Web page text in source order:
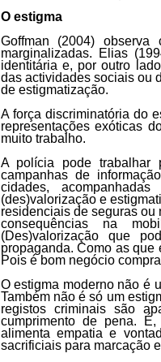
O estigma
Goffman (2004) observa
marginalizadas. Elias
identitária e, por outro
das actividades sociais ou
de estigmatização.
A força discriminatória do
representações exóticas
muito trabalho.
A polícia pode trabalhar
campanhas de
cidades,
(des)valorização e
residenciais de seguras ou
consequências na
(Des)valorização que
propaganda. Como as
Pois é bom negócio
O estigma moderno não é
Também não é só um
registos criminais são
cumprimento de pena.
alimenta empatia e
sacrificiais para marcação